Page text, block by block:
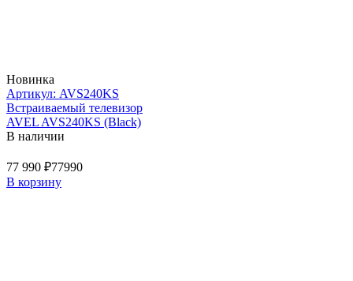
Новинка
Артикул: AVS240KS
Встраиваемый телевизор
AVEL AVS240KS (Black)
В наличии
77 990 ₽77990
В корзину